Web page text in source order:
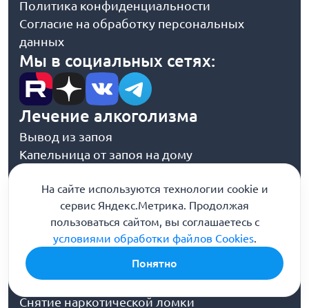
Политика конфиденциальности
Согласие на обработку персональных
данных
Мы в социальных сетях:
Лечение алкоголизма
Вывод из запоя
Капельница от запоя на дому
Амбулаторное лечение
Лечение пивного алкоголизма
Лечение алкоголизма у женщин
Снятие абстинентного синдрома
Кодирование
Лечение наркомании
Снятие наркотической ломки
На сайте используются технологии cookie и
сервис Яндекс.Метрика. Продолжая
пользоваться сайтом, вы соглашаетесь с
условиями обработки файлов Cookies.
Понятно